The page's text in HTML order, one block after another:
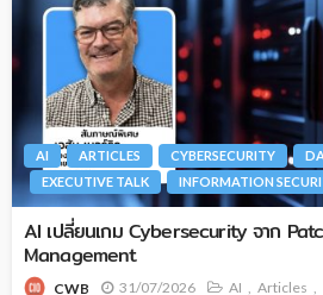
AI ARTICLES CYBERSECURITY
EXECUTIVE TALK
INFORMATION
AI เปลี่ยนเกม Cybersecurity จาก
Management
CWB 31/07/2026 AI Articles